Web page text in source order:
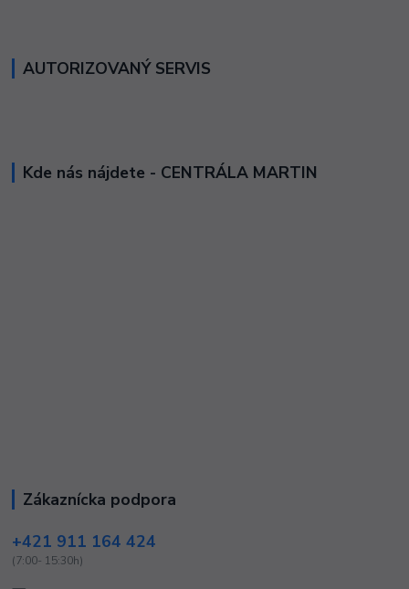
AUTORIZOVANÝ SERVIS
Kde nás nájdete - CENTRÁLA MARTIN
Zákaznícka podpora
+421 911 164 424
(7:00- 15:30h)